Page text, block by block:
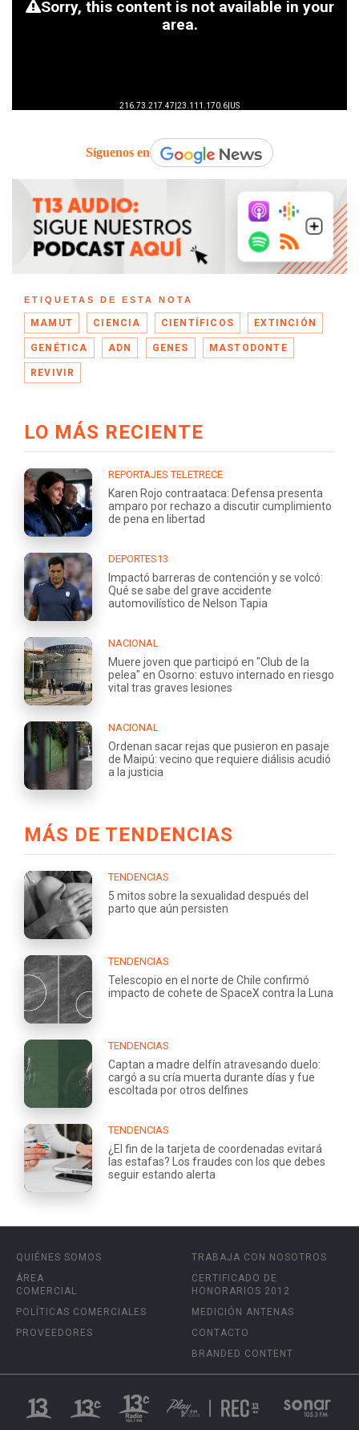
Síguenos en
ETIQUETAS DE ESTA NOTA
MAMUT CIENCIA CIENTÍFICOS EXTINCIÓN
GENÉTICA ADN GENES MASTODONTE
REVIVIR
LO MÁS RECIENTE
REPORTAJES TELETRECE
Karen Rojo contraataca: Defensa presenta
amparo por rechazo a discutir cumplimiento
de pena en libertad
DEPORTES13
Impactó barreras de contención y se volcó:
Qué se sabe del grave accidente
automovilístico de Nelson Tapia
NACIONAL
Muere joven que participó en "Club de la
pelea" en Osorno: estuvo internado en riesgo
vital tras graves lesiones
NACIONAL
Ordenan sacar rejas que pusieron en pasaje
de Maipú: vecino que requiere diálisis acudió
a la justicia
MÁS DE TENDENCIAS
TENDENCIAS
5 mitos sobre la sexualidad después del
parto que aún persisten
TENDENCIAS
Telescopio en el norte de Chile confirmó
impacto de cohete de SpaceX contra la Luna
TENDENCIAS
Captan a madre delfín atravesando duelo:
cargó a su cría muerta durante días y fue
escoltada por otros delfines
TENDENCIAS
¿El fin de la tarjeta de coordenadas evitará
las estafas? Los fraudes con los que debes
seguir estando alerta
QUIÉNES SOMOS
ÁREA
COMERCIAL
POLÍTICAS COMERCIALES
PROVEEDORES
TRABAJA CON NOSOTROS
CERTIFICADO DE
HONORARIOS 2012
MEDICIÓN ANTENAS
CONTACTO
BRANDED CONTENT